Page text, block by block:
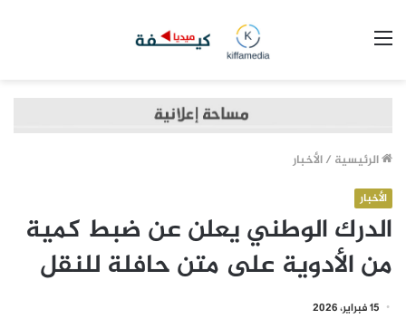
الرئيسية /الأخبار
الأخبار
الدرك الوطني يعلن عن ضبط كمية
من الأدوية على متن حافلة للنقل
15 فبراير، 2026